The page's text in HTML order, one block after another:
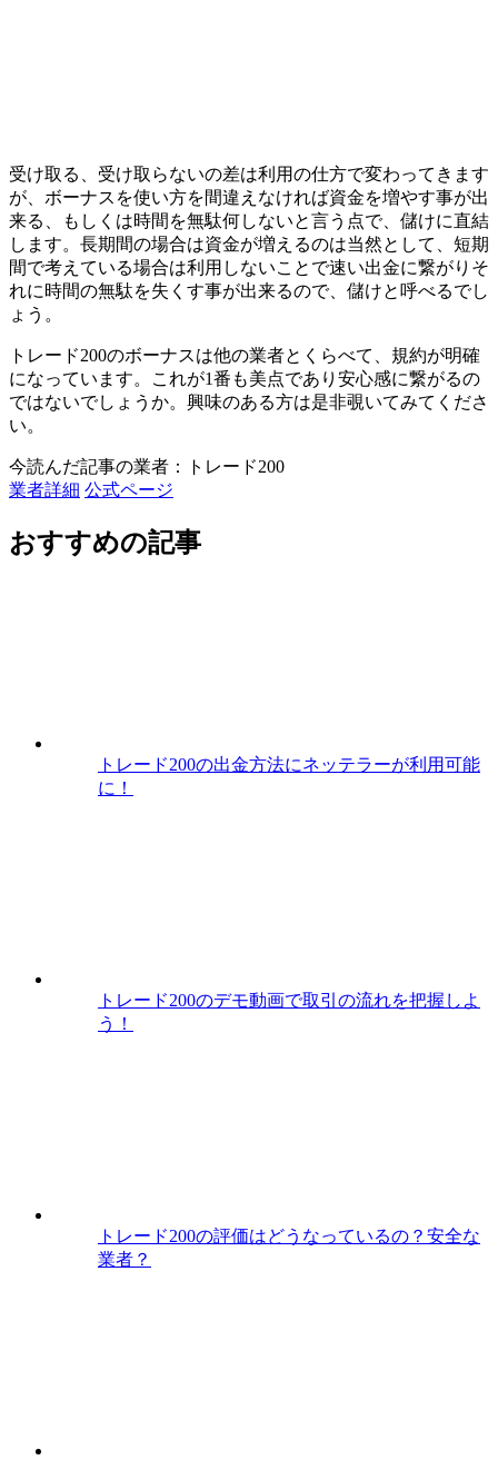
受け取る、受け取らないの差は利用の仕方で変わってきます
が、ボーナスを使い方を間違えなければ資金を増やす事が出
来る、もしくは時間を無駄何しないと言う点で、儲けに直結
します。 長期間の場合は資金が増えるのは当然として、短期
間で考えている場合は利用しないことで速い出金に繋がりそ
れに時間の無駄を失くす事が出来るので、儲けと呼べるでし
ょう。
トレード200のボーナスは他の業者とくらべて、規約が明確
になっています。これが1番も美点であり安心感に繋がるの
ではないでしょうか。興味のある方は是非覗いてみてくださ
い。
今読んだ記事の業者：トレード200
業者詳細 公式ページ
おすすめの記事
トレード200の出金方法にネッテラーが利用可能
に！
トレード200のデモ動画で取引の流れを把握しよ
う！
トレード200の評価はどうなっているの？安全な
業者？